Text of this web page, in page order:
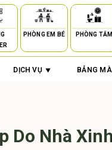
PHÒNG EM BÉ PHÒNG TẮM
DỊCH VỤ BẢNG
Do Nhà